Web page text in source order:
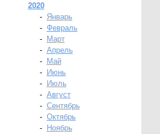
2020
-
Январь
- Февраль
-
Март
- Апрель
-
Май
-
Июнь
-
Июль
- Август
- Сентябрь
- Октябрь
-
Ноябрь